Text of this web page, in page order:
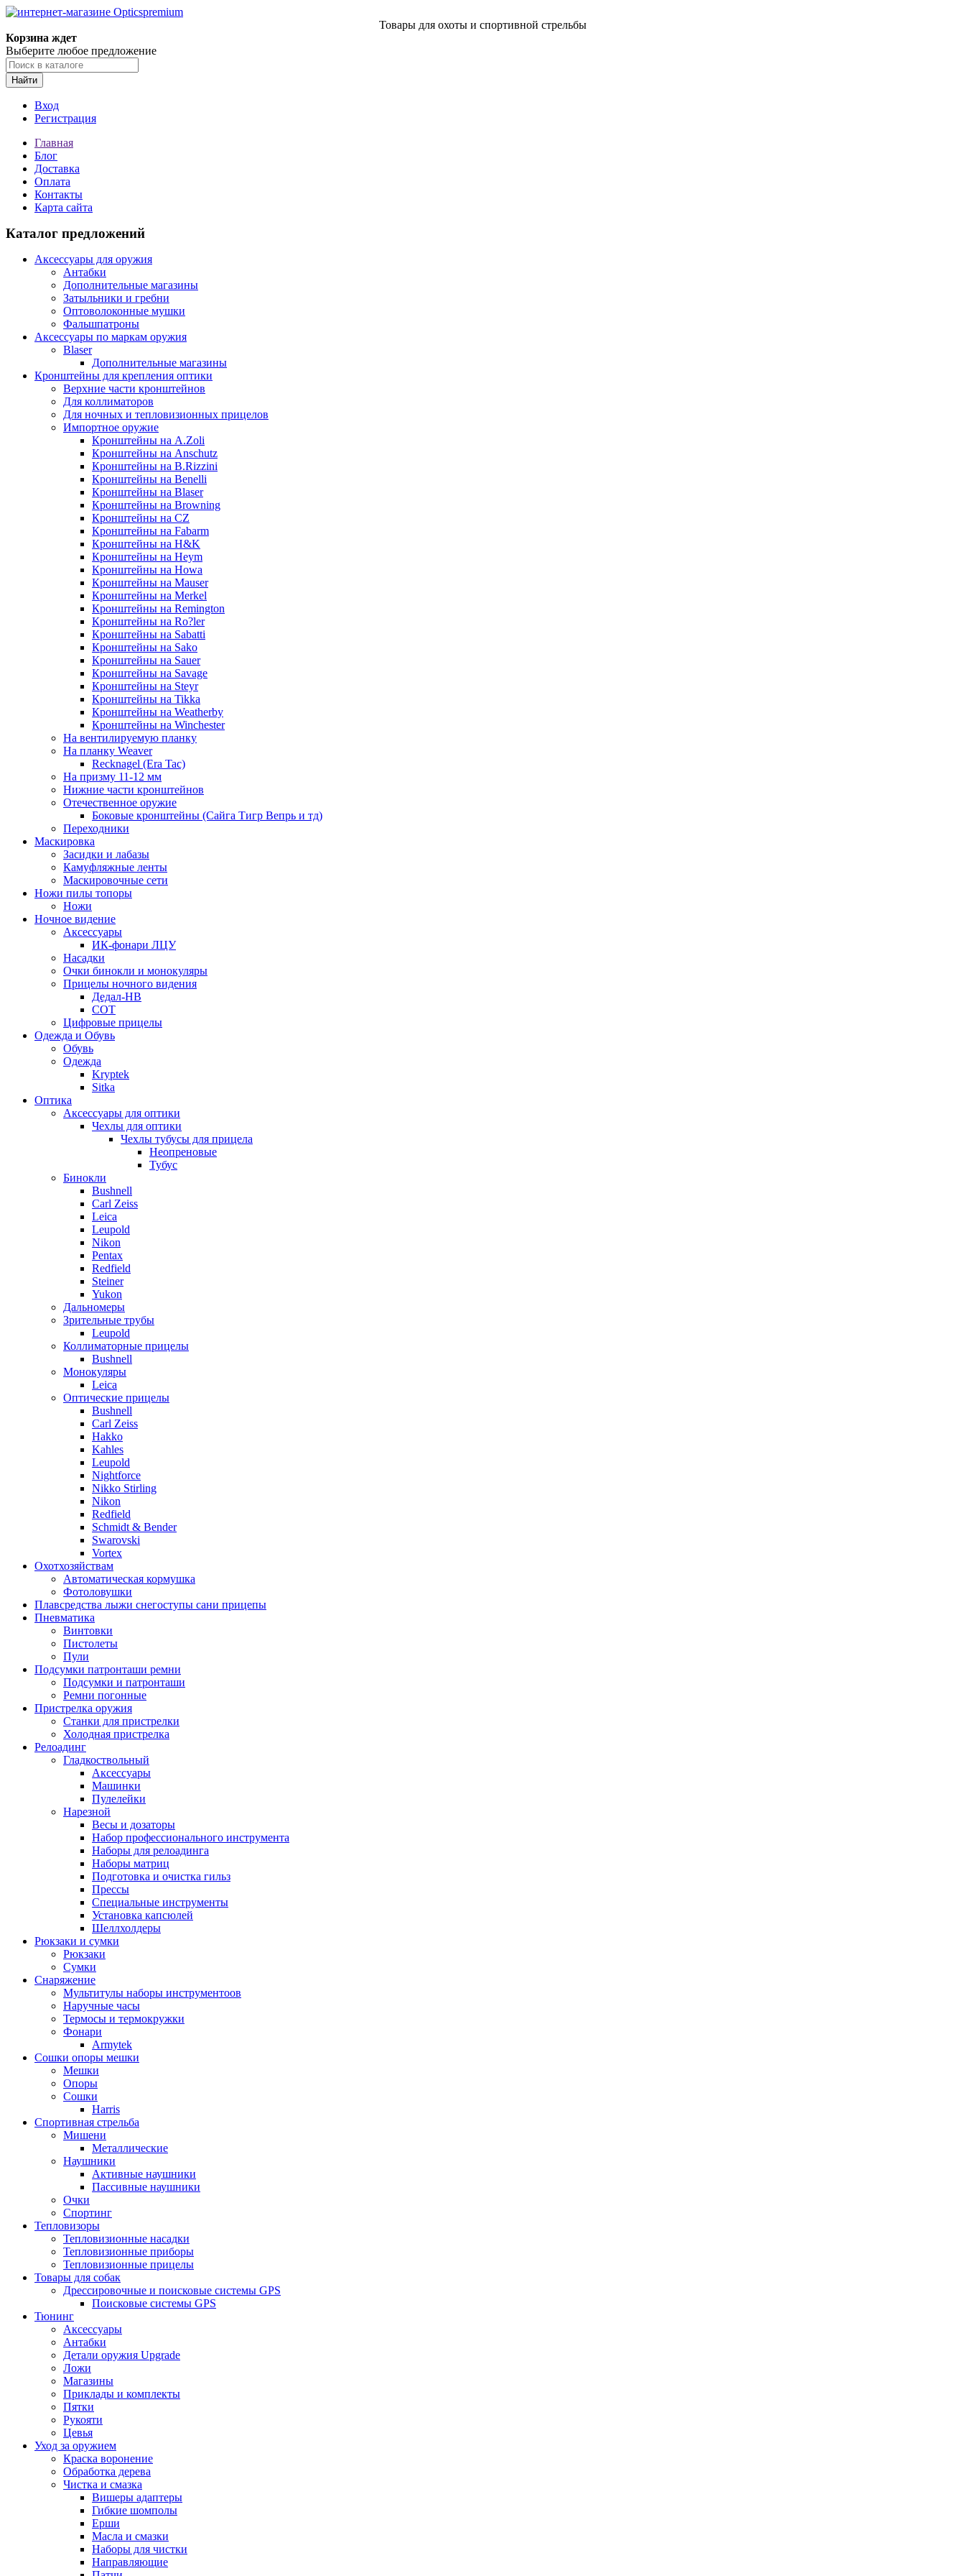
Товары для охоты и спортивной стрельбы
Корзина ждет
Выберите любое предложение
Найти
Вход
Регистрация
Главная
Блог
Доставка
Оплата
Контакты
Карта сайта
Каталог предложений
Аксессуары для оружия
Антабки
Дополнительные магазины
Затыльники и гребни
Оптоволоконные мушки
Фальшпатроны
Аксессуары по маркам оружия
Blaser
Дополнительные магазины
Кронштейны для крепления оптики
Верхние части кронштейнов
Для коллиматоров
Для ночных и тепловизионных прицелов
Импортное оружие
Кронштейны на A.Zoli
Кронштейны на Anschutz
Кронштейны на B.Rizzini
Кронштейны на Benelli
Кронштейны на Blaser
Кронштейны на Browning
Кронштейны на CZ
Кронштейны на Fabarm
Кронштейны на H&K
Кронштейны на Heym
Кронштейны на Howa
Кронштейны на Mauser
Кронштейны на Merkel
Кронштейны на Remington
Кронштейны на Ro?ler
Кронштейны на Sabatti
Кронштейны на Sako
Кронштейны на Sauer
Кронштейны на Savage
Кронштейны на Steyr
Кронштейны на Tikka
Кронштейны на Weatherby
Кронштейны на Winchester
На вентилируемую планку
На планку Weaver
Recknagel (Era Tac)
На призму 11-12 мм
Нижние части кронштейнов
Отечественное оружие
Боковые кронштейны (Сайга Тигр Вепрь и тд)
Переходники
Маскировка
Засидки и лабазы
Камуфляжные ленты
Маскировочные сети
Ножи пилы топоры
Ножи
Ночное видение
Аксессуары
ИК-фонари ЛЦУ
Насадки
Очки бинокли и монокуляры
Прицелы ночного видения
Дедал-НВ
СОТ
Цифровые прицелы
Одежда и Обувь
Обувь
Одежда
Kryptek
Sitka
Оптика
Аксессуары для оптики
Чехлы для оптики
Чехлы тубусы для прицела
Неопреновые
Тубус
Бинокли
Bushnell
Carl Zeiss
Leica
Leupold
Nikon
Pentax
Redfield
Steiner
Yukon
Дальномеры
Зрительные трубы
Leupold
Коллиматорные прицелы
Bushnell
Монокуляры
Leica
Оптические прицелы
Bushnell
Carl Zeiss
Hakko
Kahles
Leupold
Nightforce
Nikko Stirling
Nikon
Redfield
Schmidt & Bender
Swarovski
Vortex
Охотхозяйствам
Автоматическая кормушка
Фотоловушки
Плавсредства лыжи снегоступы сани прицепы
Пневматика
Винтовки
Пистолеты
Пули
Подсумки патронташи ремни
Подсумки и патронташи
Ремни погонные
Пристрелка оружия
Станки для пристрелки
Холодная пристрелка
Релоадинг
Гладкоствольный
Аксессуары
Машинки
Пулелейки
Нарезной
Весы и дозаторы
Набор профессионального инструмента
Наборы для релоадинга
Наборы матриц
Подготовка и очистка гильз
Прессы
Специальные инструменты
Установка капсюлей
Шеллхолдеры
Рюкзаки и сумки
Рюкзаки
Сумки
Снаряжение
Мультитулы наборы инструментоов
Наручные часы
Термосы и термокружки
Фонари
Armytek
Сошки опоры мешки
Мешки
Опоры
Сошки
Harris
Спортивная стрельба
Мишени
Металлические
Наушники
Активные наушники
Пассивные наушники
Очки
Спортинг
Тепловизоры
Тепловизионные насадки
Тепловизионные приборы
Тепловизионные прицелы
Товары для собак
Дрессировочные и поисковые системы GPS
Поисковые системы GPS
Тюнинг
Аксессуары
Антабки
Детали оружия Upgrade
Ложи
Магазины
Приклады и комплекты
Пятки
Рукояти
Цевья
Уход за оружием
Краска воронение
Обработка дерева
Чистка и смазка
Вишеры адаптеры
Гибкие шомполы
Ерши
Масла и смазки
Наборы для чистки
Направляющие